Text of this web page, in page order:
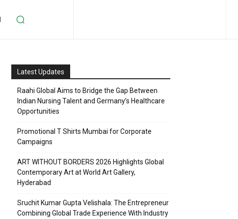
Latest Updates
Raahi Global Aims to Bridge the Gap Between
Indian Nursing Talent and Germany’s Healthcare
Opportunities
Promotional T Shirts Mumbai for Corporate
Campaigns
ART WITHOUT BORDERS 2026 Highlights Global
Contemporary Art at World Art Gallery,
Hyderabad
Sruchit Kumar Gupta Velishala: The Entrepreneur
Combining Global Trade Experience With Industry